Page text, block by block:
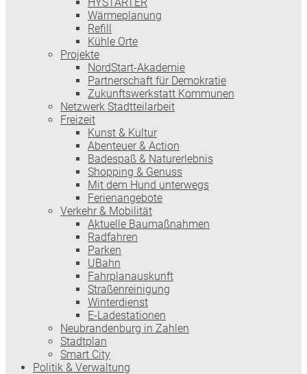
Wärmeplanung
Refill
Kühle Orte
Projekte
NordStart-Akademie
Partnerschaft für Demokratie
Zukunftswerkstatt Kommunen
Netzwerk Stadtteilarbeit
Freizeit
Kunst & Kultur
Abenteuer & Action
Badespaß & Naturerlebnis
Shopping & Genuss
Mit dem Hund unterwegs
Ferienangebote
Verkehr & Mobilität
Aktuelle Baumaßnahmen
Radfahren
Parken
UBahn
Fahrplanauskunft
Straßenreinigung
Winterdienst
E-Ladestationen
Neubrandenburg in Zahlen
Stadtplan
Smart City
Politik & Verwaltung